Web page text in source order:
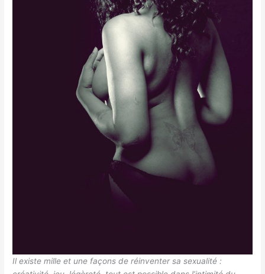
Il existe mille et une façons de réinventer sa sexualité :